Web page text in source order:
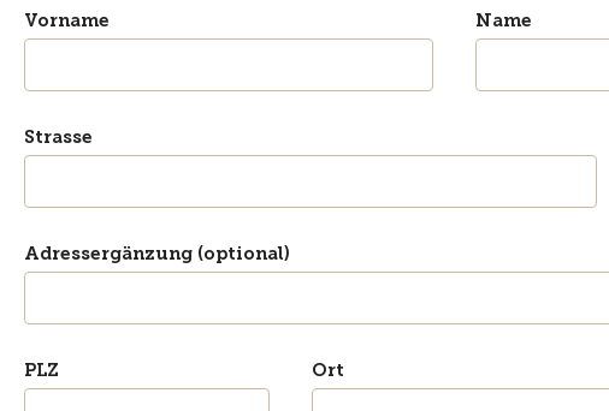
Vorname Name
Strasse
Adressergänzung (optional)
PLZ Ort